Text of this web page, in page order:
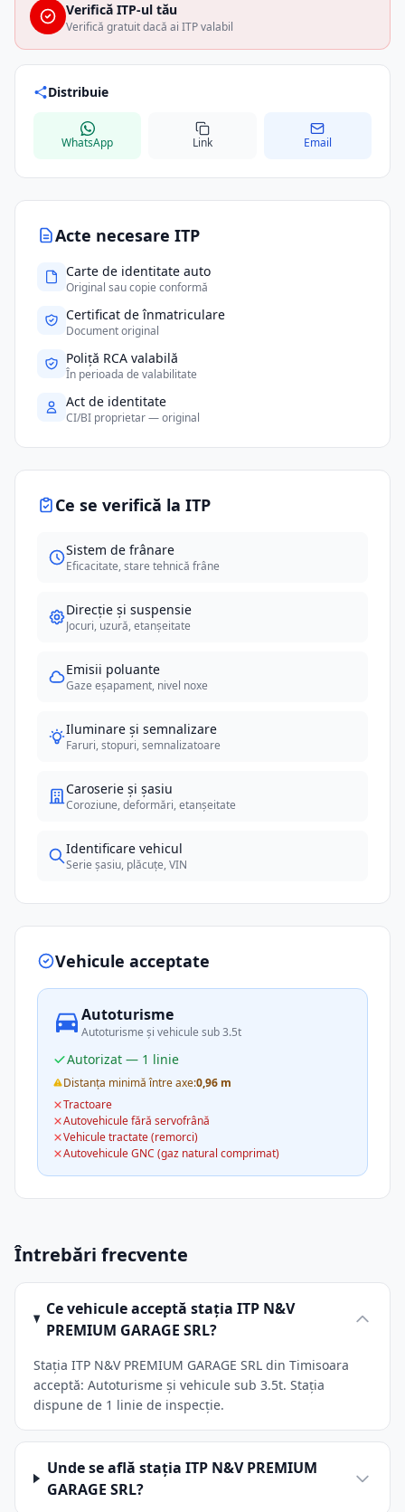
Acte necesare ITP
Carte de identitate auto
Original sau copie conformă
Certificat de înmatriculare
Document original
Poliță RCA valabilă
În perioada de valabilitate
Act de identitate
CI/BI proprietar — original
Ce se verifică la ITP
Sistem de frânare
Eficacitate, stare tehnică frâne
Direcție și suspensie
Jocuri, uzură, etanșeitate
Emisii poluante
Gaze eșapament, nivel noxe
Iluminare și semnalizare
Faruri, stopuri, semnalizatoare
Caroserie și șasiu
Coroziune, deformări, etanșeitate
Identificare vehicul
Serie șasiu, plăcuțe, VIN
Vehicule acceptate
Autoturisme
Autoturisme și vehicule sub 3.5t
Autorizat — 1 linie
Distanța minimă între axe:0,96 m
Tractoare
Autovehicule fără servofrână
Vehicule tractate (remorci)
Autovehicule GNC (gaz natural comprimat)
Verifică ITP-ul tău
Verifică gratuit dacă ai ITP valabil
Distribuie
WhatsApp Link Email
Întrebări frecvente
Ce vehicule acceptă stația ITP N&V
PREMIUM GARAGE SRL?
Stația ITP N&V PREMIUM GARAGE SRL din Timisoara
acceptă: Autoturisme și vehicule sub 3.5t. Stația
dispune de 1 linie de inspecție.
Unde se află stația ITP N&V PREMIUM
GARAGE SRL?